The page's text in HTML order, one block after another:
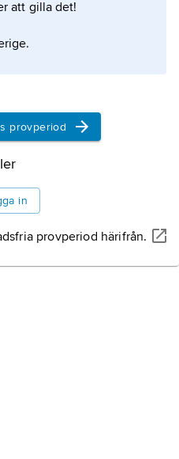
att gilla det!
provperiod
in
provperiod härifrån.